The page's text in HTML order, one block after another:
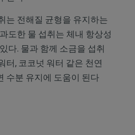
는 전해질 균형을 유지하는
도한 물 섭취는 체내 항상성
다. 물과 함께 소금을 섭취
터, 코코넛 워터 같은 천연
수분 유지에 도움이 된다